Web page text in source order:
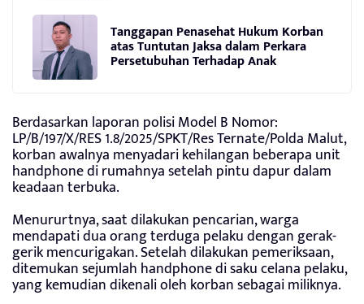
Tanggapan Penasehat Hukum Korban
atas Tuntutan Jaksa dalam Perkara
Persetubuhan Terhadap Anak
Berdasarkan laporan polisi Model B Nomor:
LP/B/197/X/RES 1.8/2025/SPKT/Res Ternate/Polda Malut,
korban awalnya menyadari kehilangan beberapa unit
handphone di rumahnya setelah pintu dapur dalam
keadaan terbuka.
Menururtnya, saat dilakukan pencarian, warga
mendapati dua orang terduga pelaku dengan gerak-
gerik mencurigakan. Setelah dilakukan pemeriksaan,
ditemukan sejumlah handphone di saku celana pelaku,
yang kemudian dikenali oleh korban sebagai miliknya.